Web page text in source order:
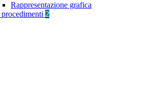
Rappresentazione grafica
2